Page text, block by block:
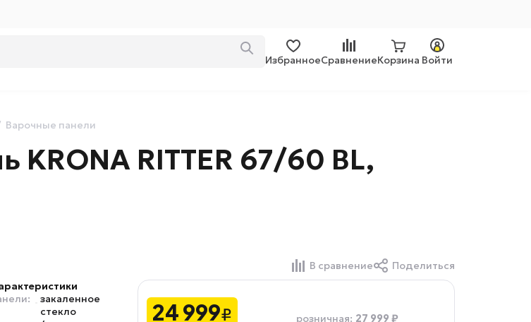
ИзбранноеСравнениеКорзина Войти
Варочные панели
KRONA RITTER 67/60 BL,
В сравнение Поделиться
закаленное
стекло
24 999₽ розничная: 27 999 ₽